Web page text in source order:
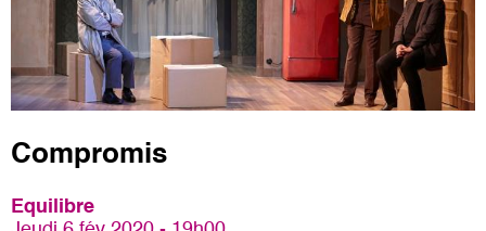
Compromis
Equilibre